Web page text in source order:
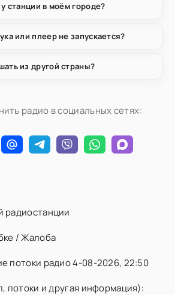
у станции в моём городе?
или плеер не запускается?
из другой страны?
радио в социальных сетях:
радиостанции
/ Жалоба
потоки радио 4-08-2026, 22:50
потоки и другая информация):